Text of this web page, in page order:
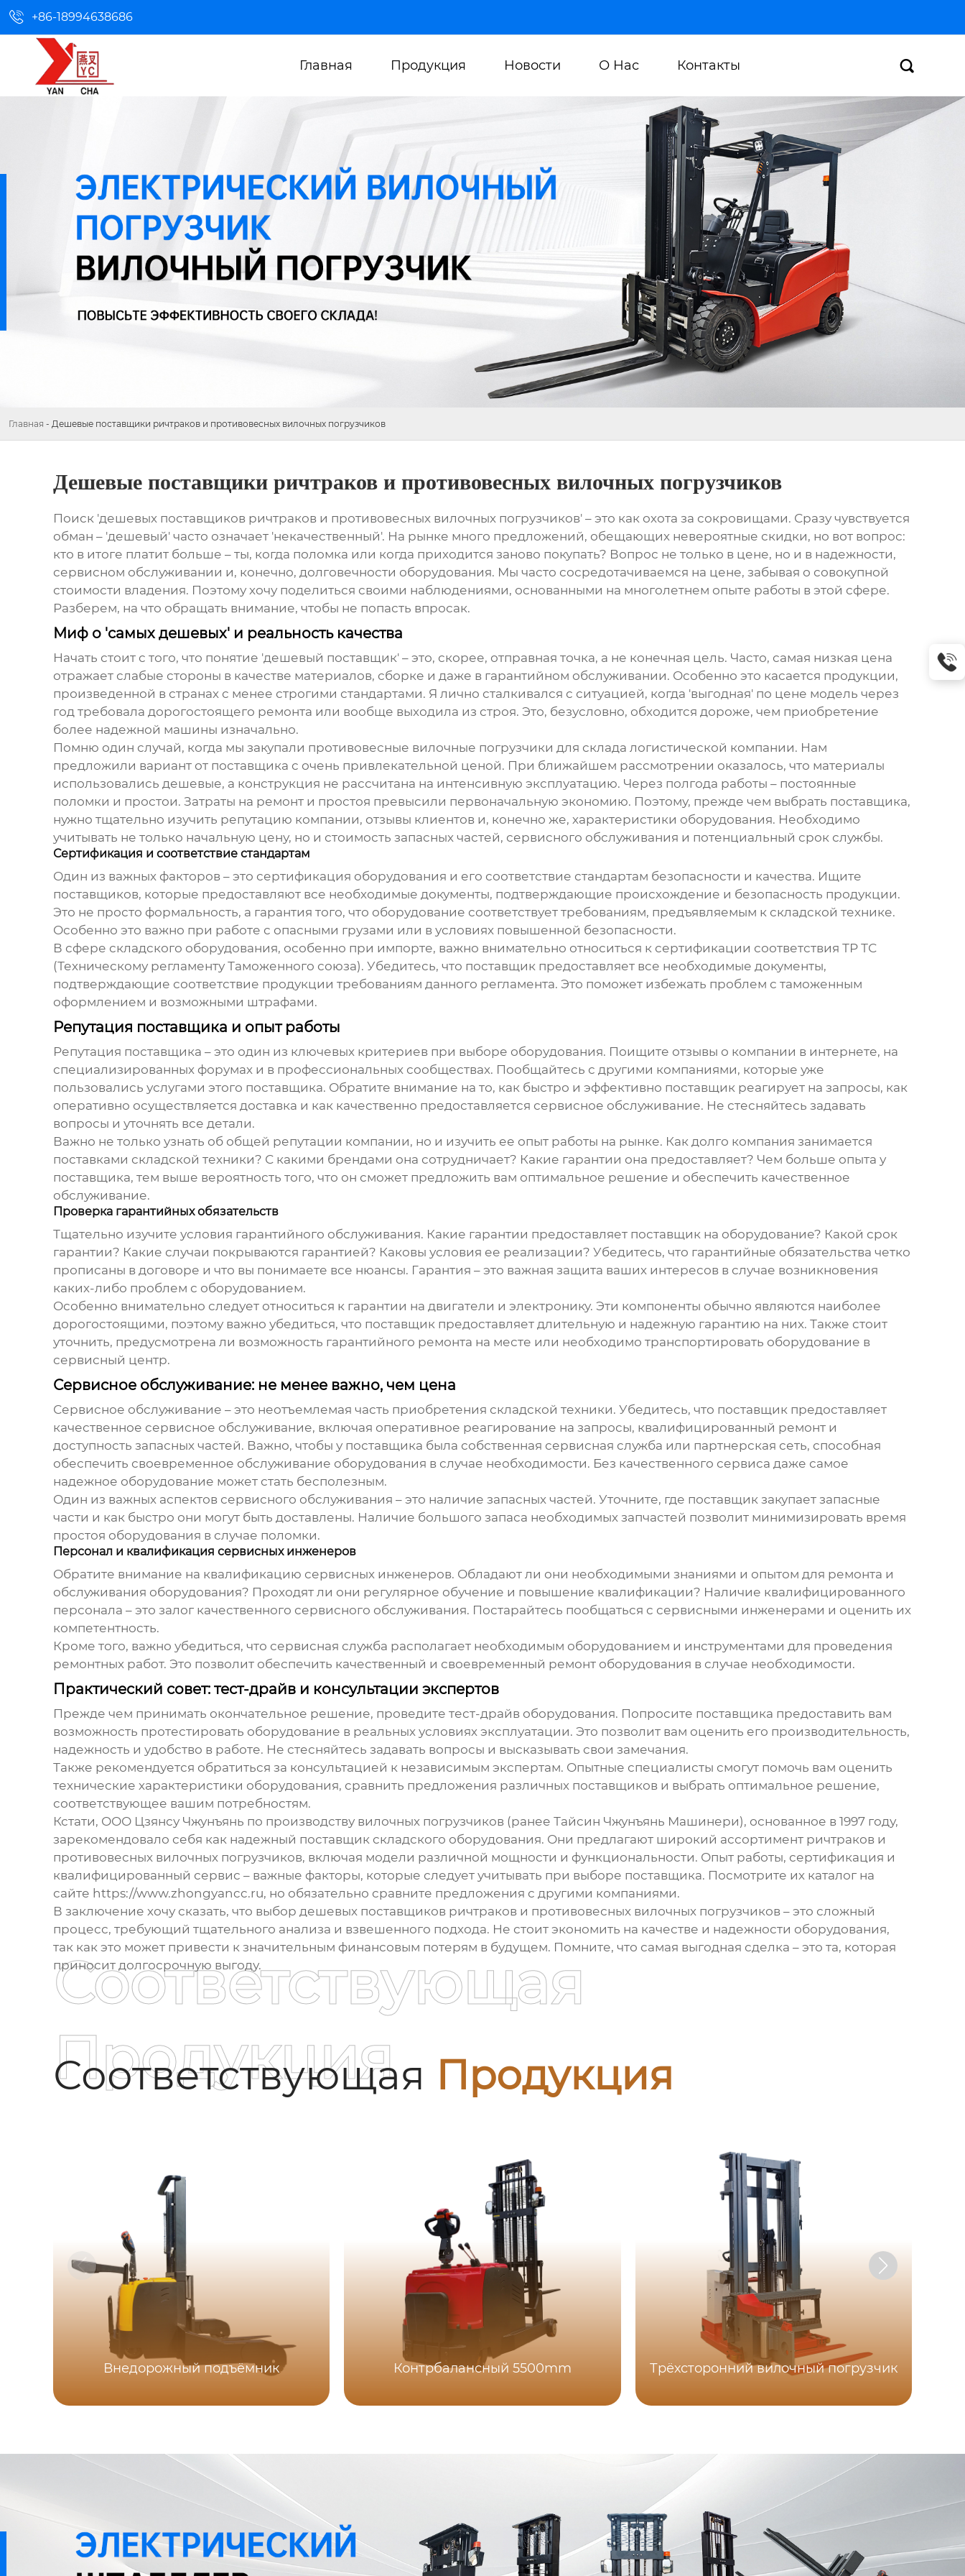
 +86-18994638686
Главная Продукция Новости О Нас Контакты 
Главная - Дешевые поставщики ричтраков и противовесных вилочных погрузчиков
Дешевые поставщики ричтраков и противовесных вилочных погрузчиков
Поиск 'дешевых поставщиков ричтраков и противовесных вилочных погрузчиков' – это как охота за сокровищами. Сразу чувствуется
обман – 'дешевый' часто означает 'некачественный'. На рынке много предложений, обещающих невероятные скидки, но вот вопрос:
кто в итоге платит больше – ты, когда поломка или когда приходится заново покупать? Вопрос не только в цене, но и в надежности,
сервисном обслуживании и, конечно, долговечности оборудования. Мы часто сосредотачиваемся на цене, забывая о совокупной
стоимости владения. Поэтому хочу поделиться своими наблюдениями, основанными на многолетнем опыте работы в этой сфере.
Разберем, на что обращать внимание, чтобы не попасть впросак.
Миф о 'самых дешевых' и реальность качества
Начать стоит с того, что понятие 'дешевый поставщик' – это, скорее, отправная точка, а не конечная цель. Часто, самая низкая цена
отражает слабые стороны в качестве материалов, сборке и даже в гарантийном обслуживании. Особенно это касается продукции,
произведенной в странах с менее строгими стандартами. Я лично сталкивался с ситуацией, когда 'выгодная' по цене модель через
год требовала дорогостоящего ремонта или вообще выходила из строя. Это, безусловно, обходится дороже, чем приобретение
более надежной машины изначально.
Помню один случай, когда мы закупали противовесные вилочные погрузчики для склада логистической компании. Нам
предложили вариант от поставщика с очень привлекательной ценой. При ближайшем рассмотрении оказалось, что материалы
использовались дешевые, а конструкция не рассчитана на интенсивную эксплуатацию. Через полгода работы – постоянные
поломки и простои. Затраты на ремонт и простоя превысили первоначальную экономию. Поэтому, прежде чем выбрать поставщика,
нужно тщательно изучить репутацию компании, отзывы клиентов и, конечно же, характеристики оборудования. Необходимо
учитывать не только начальную цену, но и стоимость запасных частей, сервисного обслуживания и потенциальный срок службы.
Сертификация и соответствие стандартам
Один из важных факторов – это сертификация оборудования и его соответствие стандартам безопасности и качества. Ищите
поставщиков, которые предоставляют все необходимые документы, подтверждающие происхождение и безопасность продукции.
Это не просто формальность, а гарантия того, что оборудование соответствует требованиям, предъявляемым к складской технике.
Особенно это важно при работе с опасными грузами или в условиях повышенной безопасности.
В сфере складского оборудования, особенно при импорте, важно внимательно относиться к сертификации соответствия ТР ТС
(Техническому регламенту Таможенного союза). Убедитесь, что поставщик предоставляет все необходимые документы,
подтверждающие соответствие продукции требованиям данного регламента. Это поможет избежать проблем с таможенным
оформлением и возможными штрафами.
Репутация поставщика и опыт работы
Репутация поставщика – это один из ключевых критериев при выборе оборудования. Поищите отзывы о компании в интернете, на
специализированных форумах и в профессиональных сообществах. Пообщайтесь с другими компаниями, которые уже
пользовались услугами этого поставщика. Обратите внимание на то, как быстро и эффективно поставщик реагирует на запросы, как
оперативно осуществляется доставка и как качественно предоставляется сервисное обслуживание. Не стесняйтесь задавать
вопросы и уточнять все детали.
Важно не только узнать об общей репутации компании, но и изучить ее опыт работы на рынке. Как долго компания занимается
поставками складской техники? С какими брендами она сотрудничает? Какие гарантии она предоставляет? Чем больше опыта у
поставщика, тем выше вероятность того, что он сможет предложить вам оптимальное решение и обеспечить качественное
обслуживание.
Проверка гарантийных обязательств
Тщательно изучите условия гарантийного обслуживания. Какие гарантии предоставляет поставщик на оборудование? Какой срок
гарантии? Какие случаи покрываются гарантией? Каковы условия ее реализации? Убедитесь, что гарантийные обязательства четко
прописаны в договоре и что вы понимаете все нюансы. Гарантия – это важная защита ваших интересов в случае возникновения
каких-либо проблем с оборудованием.
Особенно внимательно следует относиться к гарантии на двигатели и электронику. Эти компоненты обычно являются наиболее
дорогостоящими, поэтому важно убедиться, что поставщик предоставляет длительную и надежную гарантию на них. Также стоит
уточнить, предусмотрена ли возможность гарантийного ремонта на месте или необходимо транспортировать оборудование в
сервисный центр.
Сервисное обслуживание: не менее важно, чем цена
Сервисное обслуживание – это неотъемлемая часть приобретения складской техники. Убедитесь, что поставщик предоставляет
качественное сервисное обслуживание, включая оперативное реагирование на запросы, квалифицированный ремонт и
доступность запасных частей. Важно, чтобы у поставщика была собственная сервисная служба или партнерская сеть, способная
обеспечить своевременное обслуживание оборудования в случае необходимости. Без качественного сервиса даже самое
надежное оборудование может стать бесполезным.
Один из важных аспектов сервисного обслуживания – это наличие запасных частей. Уточните, где поставщик закупает запасные
части и как быстро они могут быть доставлены. Наличие большого запаса необходимых запчастей позволит минимизировать время
простоя оборудования в случае поломки.
Персонал и квалификация сервисных инженеров
Обратите внимание на квалификацию сервисных инженеров. Обладают ли они необходимыми знаниями и опытом для ремонта и
обслуживания оборудования? Проходят ли они регулярное обучение и повышение квалификации? Наличие квалифицированного
персонала – это залог качественного сервисного обслуживания. Постарайтесь пообщаться с сервисными инженерами и оценить их
компетентность.
Кроме того, важно убедиться, что сервисная служба располагает необходимым оборудованием и инструментами для проведения
ремонтных работ. Это позволит обеспечить качественный и своевременный ремонт оборудования в случае необходимости.
Практический совет: тест-драйв и консультации экспертов
Прежде чем принимать окончательное решение, проведите тест-драйв оборудования. Попросите поставщика предоставить вам
возможность протестировать оборудование в реальных условиях эксплуатации. Это позволит вам оценить его производительность,
надежность и удобство в работе. Не стесняйтесь задавать вопросы и высказывать свои замечания.
Также рекомендуется обратиться за консультацией к независимым экспертам. Опытные специалисты смогут помочь вам оценить
технические характеристики оборудования, сравнить предложения различных поставщиков и выбрать оптимальное решение,
соответствующее вашим потребностям.
Кстати, ООО Цзянсу Чжунъянь по производству вилочных погрузчиков (ранее Тайсин Чжунъянь Машинери), основанное в 1997 году,
зарекомендовало себя как надежный поставщик складского оборудования. Они предлагают широкий ассортимент ричтраков и
противовесных вилочных погрузчиков, включая модели различной мощности и функциональности. Опыт работы, сертификация и
квалифицированный сервис – важные факторы, которые следует учитывать при выборе поставщика. Посмотрите их каталог на
сайте https://www.zhongyancc.ru, но обязательно сравните предложения с другими компаниями.
В заключение хочу сказать, что выбор дешевых поставщиков ричтраков и противовесных вилочных погрузчиков– это сложный
процесс, требующий тщательного анализа и взвешенного подхода. Не стоит экономить на качестве и надежности оборудования,
так как это может привести к значительным финансовым потерям в будущем. Помните, что самая выгодная сделка – это та, которая
приносит долгосрочную выгоду.
Соответствующая Продукция
Соответствующая
Продукция
Внедорожный подъёмник Контрбалансный 5500mm Трёхсторонний вилочный погрузчик